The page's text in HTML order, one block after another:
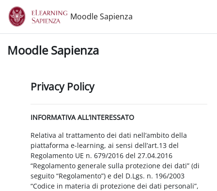
Vai al contenuto principale
Moodle Sapienza
Moodle Sapienza
Privacy Policy
INFORMATIVA ALL’INTERESSATO
Relativa al trattamento dei dati nell’ambito della
piattaforma e-learning, ai sensi dell’art.13 del
Regolamento UE n. 679/2016 del 27.04.2016
“Regolamento generale sulla protezione dei dati” (di
seguito “Regolamento”) e del D.Lgs. n. 196/2003
“Codice in materia di protezione dei dati personali”,